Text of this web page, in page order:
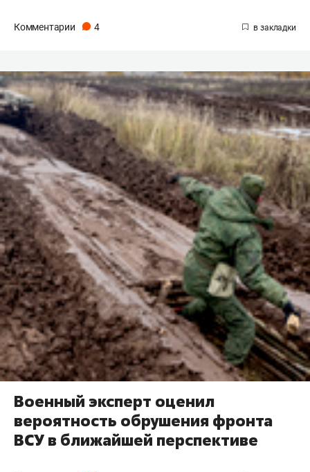
Комментарии 4
Военный эксперт оценил
вероятность обрушения фронта
ВСУ в ближайшей перспективе